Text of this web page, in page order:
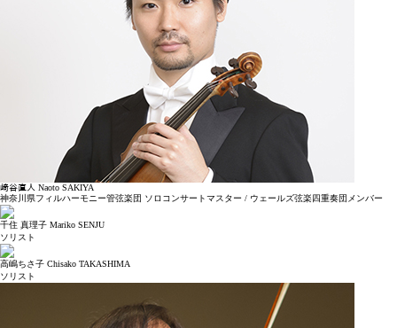
﨑谷直人 Naoto SAKIYA
神奈川県フィルハーモニー管弦楽団 ソロコンサートマスター / ウェールズ弦楽四重奏団メンバー
千住 真理子 Mariko SENJU
ソリスト
高嶋ちさ子 Chisako TAKASHIMA
ソリスト